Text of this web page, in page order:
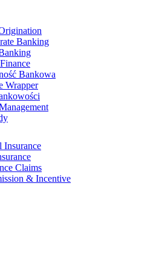
Banking
Bankowa
Wrapper
Insurance
Claims
& Incentive